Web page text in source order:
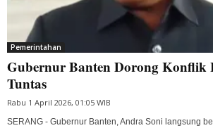
Pemerintahan
Gubernur Banten Dorong Konflik
Tuntas
Rabu 1 April 2026, 01:05 WIB
SERANG - Gubernur Banten, Andra Soni langsung